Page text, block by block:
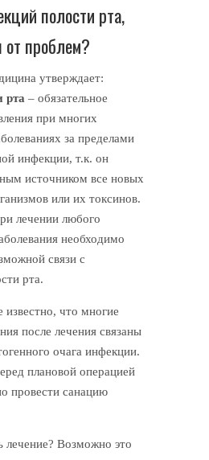
полости рта,
от проблем?
утверждает:
рта – обязательное
при многих
за пределами
инфекции, т.к. он
источником все новых
или их токсинов.
лечении любого
необходимо
связи с
рта.
что многие
после лечения связаны
очага инфекции.
плановой операцией
провести санацию
лечение? Возможно это